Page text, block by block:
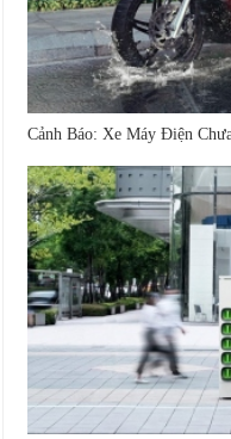
Cảnh Báo: Xe Máy Điện